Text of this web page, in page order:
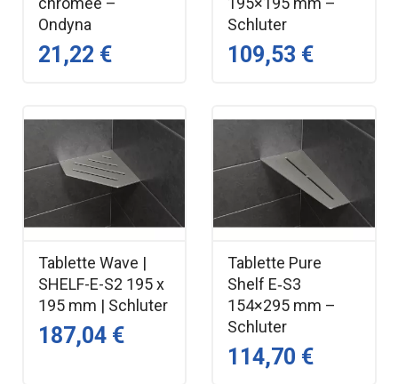
Ondyna
21,22 €
Schluter
109,53 €
Tablette Wave |
SHELF-E-S2 195 x
195 mm | Schluter
187,04 €
Tablette Pure
Shelf E‑S3
154×295 mm –
Schluter
114,70 €